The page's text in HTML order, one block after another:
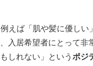
えば「肌や髪に優しい
入居希望者にとって非
しれない」という ポジ